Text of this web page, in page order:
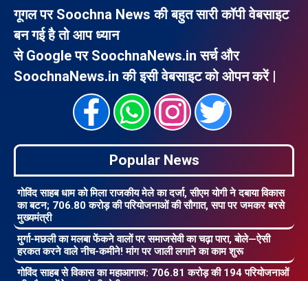
गूगल पर Soochna News की बहुत सारी कॉपी वेबसाइट
बन गई है तो आप ध्यान
से Google पर SoochnaNews.in सर्च और
SoochnaNews.in की इसी वेबसाइट को ओपन करें |
Popular News
गोविंद साहब धाम को मिला राजकीय मेले का दर्जा, सीएम योगी ने दबाया विकास
का बटन; 706.80 करोड़ की परियोजनाओं की सौगात, सपा पर जमकर बरसे
मुख्यमंत्री
मुर्गा-मछली का मलबा फेंकने वालों पर समाजसेवी का चढ़ा पारा, बोले—ऐसी
हरकत करने वाले नीच-कमीने! मांग पर जाली लगाने का काम शुरू
गोविंद साहब से विकास का महाआगाज: 706.81 करोड़ की 194 परियोजनाओं